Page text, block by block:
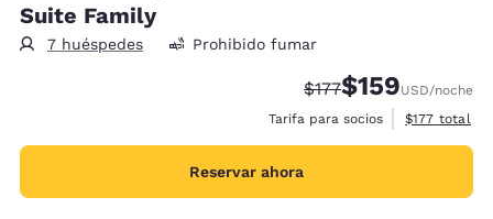
Suite Family
7 huéspedes Prohibido fumar
Precio tachado:
$177Precio con
$159USD/noche
Tarifa para socios
Ver detalles
$177 total
Reservar ahora